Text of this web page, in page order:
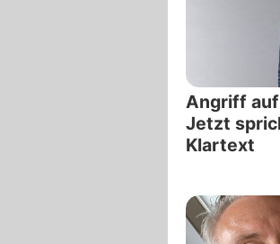
Angriff
Jetzt
Klartext